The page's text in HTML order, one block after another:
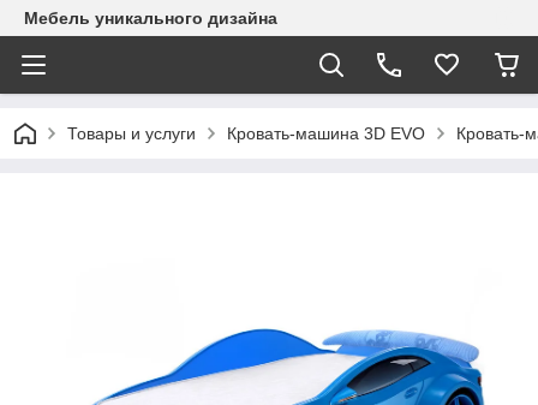
Mебель уникального дизайна
Товары и услуги Кровать-машина 3D EVO Кровать-